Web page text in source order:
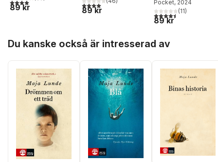
4,0utav 5 stjärnor. Totalt antal röster:
89 kr
4,0utav 5 stjärnor. Totalt antal röster:
89 kr
Pocket, 2024
4,5utav 5 stjärnor.
(11)
89 kr
Du kanske också är intresserad av